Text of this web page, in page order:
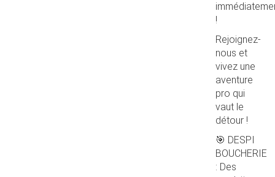
!
Rejoignez-
nous et
vivez une
aventure
pro qui
vaut le
détour !
🎯 DESPI
BOUCHERIE
: Des